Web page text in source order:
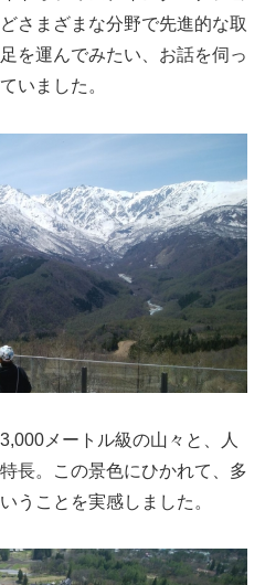
さまざまな分野で先進的な取
を運んでみたい、お話を伺っ
いました。
メートル級の山々と、人
長。この景色にひかれて、多
うことを実感しました。